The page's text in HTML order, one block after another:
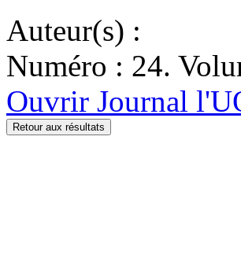
Auteur(s) :
Numéro : 24.
Ouvrir Journal
Retour aux résultats